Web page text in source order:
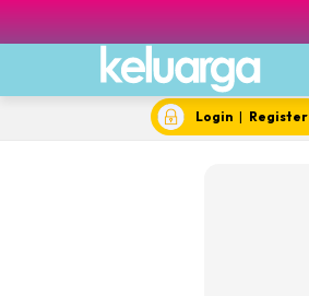
Login | Register